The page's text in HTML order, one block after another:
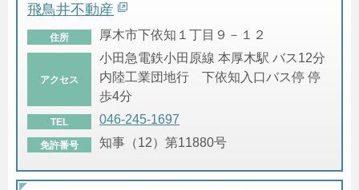
飛鳥井不動産
住所 厚木市下依知１丁目９－１２
アクセス
小田急電鉄小田原線 本厚木駅 バス12分
内陸工業団地行 下依知入口バス停 停
歩4分
TEL 046-245-1697
免許番号 知事（12）第11880号